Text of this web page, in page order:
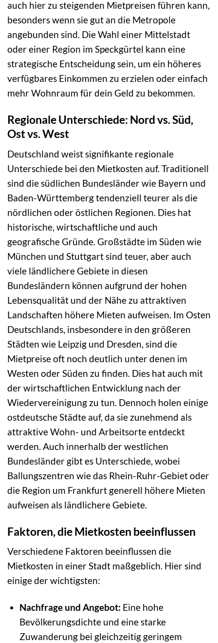
auch hier zu steigenden Mietpreisen führen kann,
besonders wenn sie gut an die Metropole
angebunden sind. Die Wahl einer Mittelstadt
oder einer Region im Speckgürtel kann eine
strategische Entscheidung sein, um ein höheres
verfügbares Einkommen zu erzielen oder einfach
mehr Wohnraum für dein Geld zu bekommen.
Regionale Unterschiede: Nord vs. Süd,
Ost vs. West
Deutschland weist signifikante regionale
Unterschiede bei den Mietkosten auf. Traditionell
sind die südlichen Bundesländer wie Bayern und
Baden-Württemberg tendenziell teurer als die
nördlichen oder östlichen Regionen. Dies hat
historische, wirtschaftliche und auch
geografische Gründe. Großstädte im Süden wie
München und Stuttgart sind teuer, aber auch
viele ländlichere Gebiete in diesen
Bundesländern können aufgrund der hohen
Lebensqualität und der Nähe zu attraktiven
Landschaften höhere Mieten aufweisen. Im Osten
Deutschlands, insbesondere in den größeren
Städten wie Leipzig und Dresden, sind die
Mietpreise oft noch deutlich unter denen im
Westen oder Süden zu finden. Dies hat auch mit
der wirtschaftlichen Entwicklung nach der
Wiedervereinigung zu tun. Dennoch holen einige
ostdeutsche Städte auf, da sie zunehmend als
attraktive Wohn- und Arbeitsorte entdeckt
werden. Auch innerhalb der westlichen
Bundesländer gibt es Unterschiede, wobei
Ballungszentren wie das Rhein-Ruhr-Gebiet oder
die Region um Frankfurt generell höhere Mieten
aufweisen als ländlichere Gebiete.
Faktoren, die Mietkosten beeinflussen
Verschiedene Faktoren beeinflussen die
Mietkosten in einer Stadt maßgeblich. Hier sind
einige der wichtigsten:
Nachfrage und Angebot: Eine hohe
Bevölkerungsdichte und eine starke
Zuwanderung bei gleichzeitig geringem